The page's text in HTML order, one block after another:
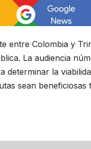
entre Colombia y
La audiencia
la
sean